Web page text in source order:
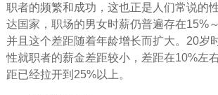
职者的频繁和成功，这也正是人们常说的
达国家，职场的男女时薪仍普遍存在15%
并且这个差距随着年龄增长而扩大。20岁
性就职者的薪金差距较小，差距在10%左
距已经拉开到25%以上。